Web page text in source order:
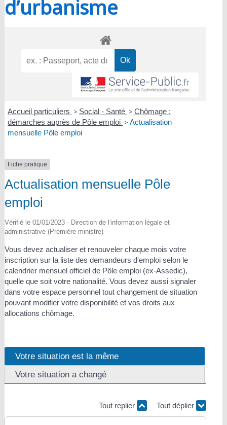
d’urbanisme
Accueil particuliers > Social - Santé > Chômage :
démarches auprès de Pôle emploi > Actualisation
mensuelle Pôle emploi
Fiche pratique
Actualisation mensuelle Pôle
emploi
Vérifié le 01/01/2023 - Direction de l'information légale et
administrative (Première ministre)
Vous devez actualiser et renouveler chaque mois votre
inscription sur la liste des demandeurs d'emploi selon le
calendrier mensuel officiel de Pôle emploi (ex-Assedic),
quelle que soit votre nationalité. Vous devez aussi signaler
dans votre espace personnel tout changement de situation
pouvant modifier votre disponibilité et vos droits aux
allocations chômage.
Votre situation est la même
Votre situation a changé
Tout replier Tout déplier